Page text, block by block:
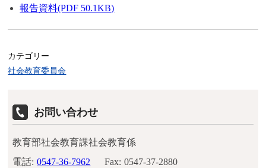
報告資料(PDF 50.1KB)
カテゴリー
社会教育委員会
お問い合わせ
教育部社会教育課社会教育係
電話: 0547-36-7962 Fax: 0547-37-2880